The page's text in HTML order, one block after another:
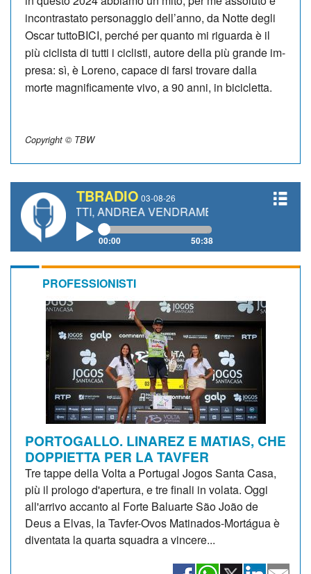
incontrastato personaggio dell’anno, da Notte degli
Oscar tut­toBICI, perché per quanto mi riguarda è il
più ciclista di tutti i ciclisti, autore della più grande im­
presa: sì, è Lo­reno, capace di farsi trovare dalla
morte ma­gnificamente vivo, a 90 anni, in bicicletta.
Copyright © TBW
TBRADIO 03-08-26
ANDREA VENDRAME, FILIPPO FIORELLI
00:00 50:38
PROFESSIONISTI
PORTOGALLO. LINAREZ E MATIAS, CHE
DOPPIETTA PER LA TAVFER
Tre tappe della Volta a Portugal Jogos Santa Casa,
più il prologo d'apertura, e tre finali in volata. Oggi
all'arrivo accanto al Forte Baluarte São João de
Deus a Elvas, la Tavfer-Ovos Matinados-Mortágua è
diventata la quarta squadra a vincere...